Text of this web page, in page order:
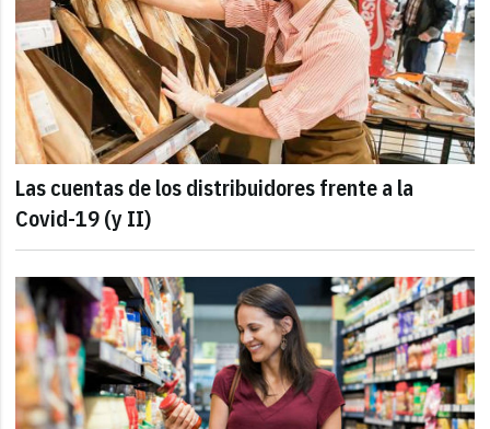
Las cuentas de los distribuidores frente a la
Covid-19 (y II)